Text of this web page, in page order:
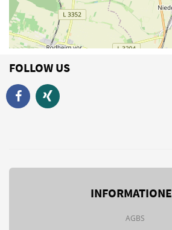
FOLLOW US
AGBS